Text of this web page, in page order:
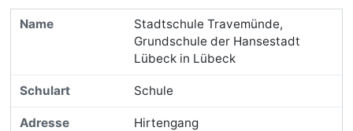
Stadtschule Travemünde,
Grundschule der Hansestadt
Lübeck in Lübeck
Schule
Hirtengang